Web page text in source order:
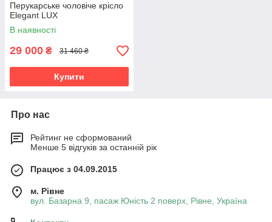
Перукарське чоловіче крісло
Elegant LUX
В наявності
29 000 ₴ 31 460 ₴
Купити
Про нас
Рейтинг не сформований
Менше 5 відгуків за останній рік
Працює з 04.09.2015
м. Рівне
вул. Базарна 9, пасаж Юність 2 поверх, Рівне, Україна